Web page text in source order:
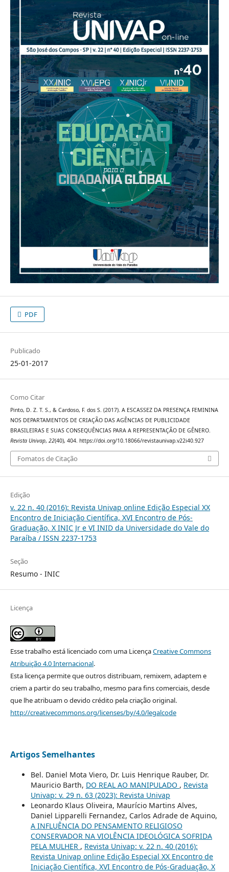
PDF
Publicado
25-01-2017
Como Citar
Pinto, D. Z. T. S., & Cardoso, F. dos S. (2017). A ESCASSEZ DA PRESENÇA FEMININA
NOS DEPARTAMENTOS DE CRIAÇÃO DAS AGÊNCIAS DE PUBLICIDADE
BRASILEIRAS E SUAS CONSEQUÊNCIAS PARA A REPRESENTAÇÃO DE GÊNERO.
Revista Univap, 22(40), 404. https://doi.org/10.18066/revistaunivap.v22i40.927
Fomatos de Citação
Edição
v. 22 n. 40 (2016): Revista Univap online Edição Especial XX
Encontro de Iniciação Científica, XVI Encontro de Pós-
Graduação, X INIC Jr e VI INID da Universidade do Vale do
Paraíba / ISSN 2237-1753
Seção
Resumo - INIC
Licença
Esse trabalho está licenciado com uma LicençaCreative Commons
Atribuição 4.0 Internacional.
Esta licença permite que outros distribuam, remixem, adaptem e
criem a partir do seu trabalho, mesmo para fins comerciais, desde
que lhe atribuam o devido crédito pela criação original.
http://creativecommons.org/licenses/by/4.0/legalcode
Artigos Semelhantes
Bel. Daniel Mota Viero, Dr. Luis Henrique Rauber, Dr.
Mauricio Barth, DO REAL AO MANIPULADO , Revista
Univap: v. 29 n. 63 (2023): Revista Univap
Leonardo Klaus Oliveira, Maurício Martins Alves,
Daniel Lipparelli Fernandez, Carlos Adrade de Aquino,
A INFLUÊNCIA DO PENSAMENTO RELIGIOSO
CONSERVADOR NA VIOLÊNCIA IDEOLÓGICA SOFRIDA
PELA MULHER , Revista Univap: v. 22 n. 40 (2016):
Revista Univap online Edição Especial XX Encontro de
Iniciação Científica, XVI Encontro de Pós-Graduação, X